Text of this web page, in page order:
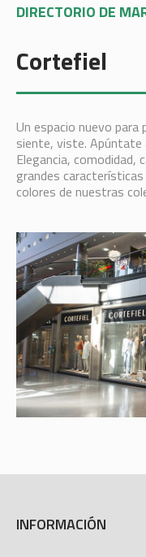
DIRECTORIO DE
Cortefiel
Un espacio nuevo
siente, viste. Apúntate
Elegancia, comodidad,
grandes
colores de nuestras
INFORMACIÓN